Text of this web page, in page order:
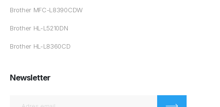
Brother MFC-L8390CDW
Brother HL-L5210DN
Brother HL-L8360CD
Newsletter